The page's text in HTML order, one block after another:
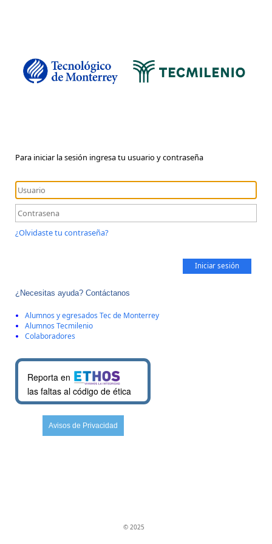
Para iniciar la sesión ingresa tu usuario y contraseña
¿Olvidaste tu contraseña?
Iniciar sesión
¿Necesitas ayuda? Contáctanos
Alumnos y egresados Tec de Monterrey
Alumnos Tecmilenio
Colaboradores
Reporta en
las faltas al código de ética
Avisos de Privacidad
© 2025